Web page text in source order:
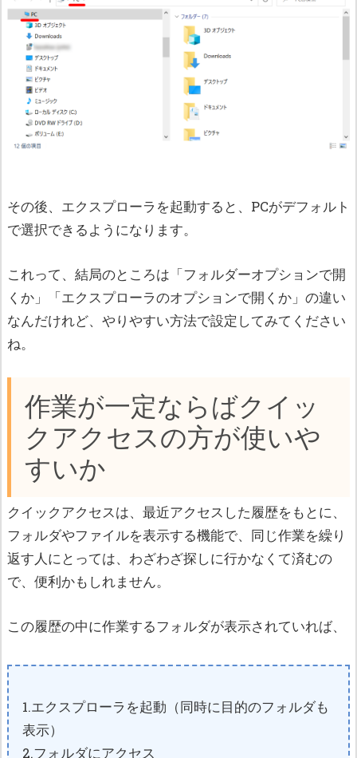
その後、エクスプローラを起動すると、PCがデフォルト
で選択できるようになります。
これって、結局のところは「フォルダーオプションで開
くか」「エクスプローラのオプションで開くか」の違い
なんだけれど、やりやすい方法で設定してみてください
ね。
作業が一定ならばクイッ
クアクセスの方が使いや
すいか
クイックアクセスは、最近アクセスした履歴をもとに、
フォルダやファイルを表示する機能で、同じ作業を繰り
返す人にとっては、わざわざ探しに行かなくて済むの
で、便利かもしれません。
この履歴の中に作業するフォルダが表示されていれば、
1.エクスプローラを起動（同時に目的のフォルダも
表示）
2.フォルダにアクセス